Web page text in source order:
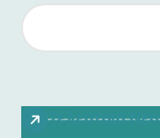
Τελευταία Νέα